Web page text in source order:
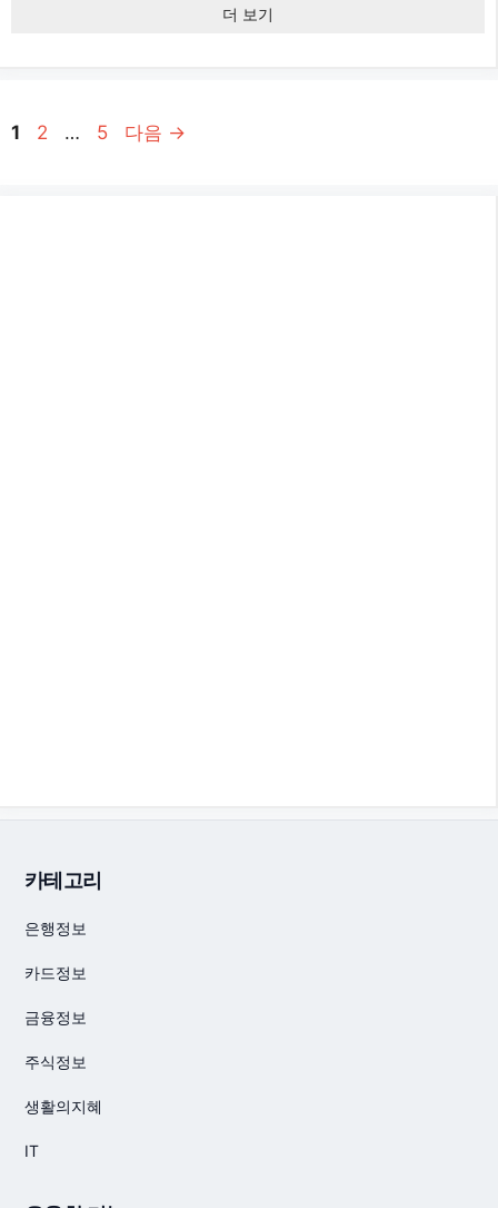
더 보기
페
1
페
2 …
페
5 다음 →
카테고리
은행정보
카드정보
금융정보
주식정보
생활의지혜
IT